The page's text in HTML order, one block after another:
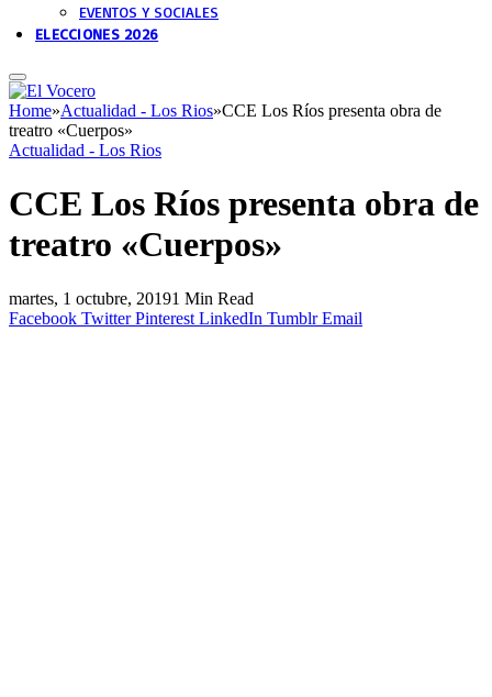
EVENTOS Y SOCIALES
ELECCIONES 2026
Home»Actualidad - Los Rios»CCE Los Ríos presenta obra de
treatro «Cuerpos»
Actualidad - Los Rios
CCE Los Ríos presenta obra de
treatro «Cuerpos»
martes, 1 octubre, 20191 Min Read
Facebook Twitter Pinterest LinkedIn Tumblr Email